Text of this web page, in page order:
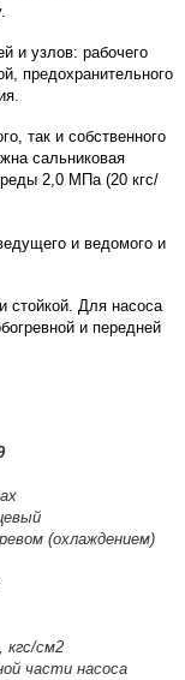
и узлов: рабочего
предохранительного
так и собственного
сальниковая
2,0 МПа (20 кгс/
и ведомого и
стойкой. Для насоса
и передней
(охлаждением)
кгс/см2
части насоса